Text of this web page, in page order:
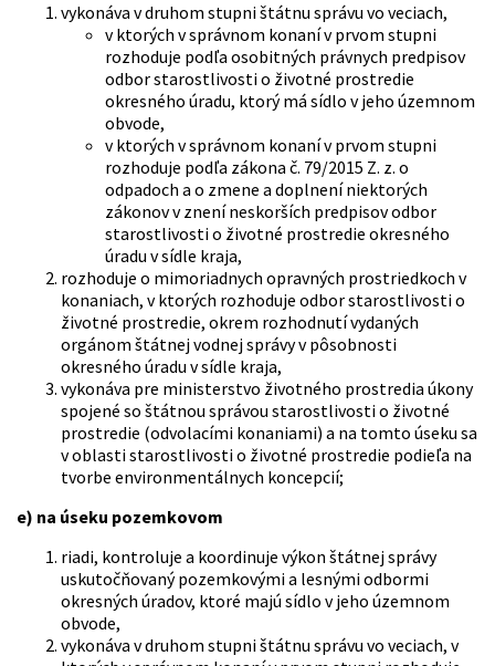
vykonáva v druhom stupni štátnu správu vo veciach,
v ktorých v správnom konaní v prvom stupni
rozhoduje podľa osobitných právnych predpisov
odbor starostlivosti o životné prostredie
okresného úradu, ktorý má sídlo v jeho územnom
obvode,
v ktorých v správnom konaní v prvom stupni
rozhoduje podľa zákona č. 79/2015 Z. z. o
odpadoch a o zmene a doplnení niektorých
zákonov v znení neskorších predpisov odbor
starostlivosti o životné prostredie okresného
úradu v sídle kraja,
rozhoduje o mimoriadnych opravných prostriedkoch v
konaniach, v ktorých rozhoduje odbor starostlivosti o
životné prostredie, okrem rozhodnutí vydaných
orgánom štátnej vodnej správy v pôsobnosti
okresného úradu v sídle kraja,
vykonáva pre ministerstvo životného prostredia úkony
spojené so štátnou správou starostlivosti o životné
prostredie (odvolacími konaniami) a na tomto úseku sa
v oblasti starostlivosti o životné prostredie podieľa na
tvorbe environmentálnych koncepcií;
e) na úseku pozemkovom
riadi, kontroluje a koordinuje výkon štátnej správy
uskutočňovaný pozemkovými a lesnými odbormi
okresných úradov, ktoré majú sídlo v jeho územnom
obvode,
vykonáva v druhom stupni štátnu správu vo veciach, v